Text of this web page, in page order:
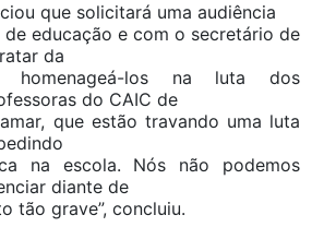
que solicitará uma audiência
educação e com o secretário de
da
homenageá-los na luta dos
do CAIC de
que estão travando uma luta
na escola. Nós não podemos
diante de
tão grave”, concluiu.